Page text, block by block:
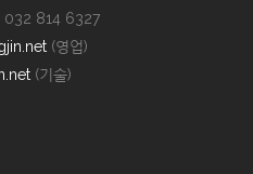
032 814 6327
(영업)
(기술)